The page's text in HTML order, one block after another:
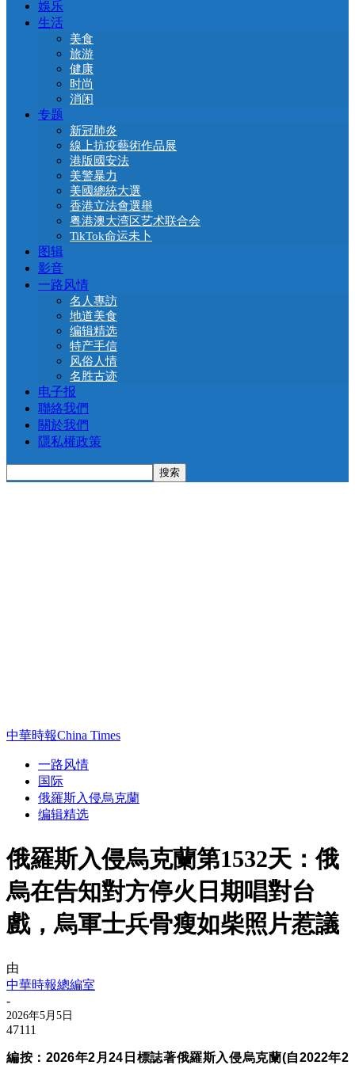
娛乐
生活
美食
旅游
健康
时尚
消闲
专题
新冠肺炎
線上抗疫藝術作品展
港版國安法
美警暴力
美國總統大選
香港立法會選舉
粤港澳大湾区艺术联合会
TikTok命运未卜
图辑
影音
一路风情
名人專訪
地道美食
编辑精选
特产手信
风俗人情
名胜古迹
电子报
聯絡我們
關於我們
隱私權政策
中華時報China Times
一路风情
国际
俄羅斯入侵烏克蘭
编辑精选
俄羅斯入侵烏克蘭第1532天：俄
烏在告知對方停火日期唱對台
戲，烏軍士兵骨瘦如柴照片惹議
由
中華時報總編室
-
2026年5月5日
47111
編按： 2026年2月24日標誌著俄羅斯入侵烏克蘭(自2022年2